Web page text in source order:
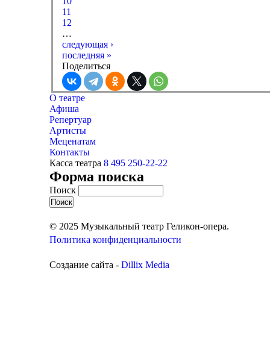
11
12
…
следующая ›
последняя »
Поделиться
О театре
Афиша
Репертуар
Артисты
Меценатам
Контакты
Касса театра 8 495 250-22-22
Форма поиска
Поиск
© 2025 Музыкальный театр Геликон-опера.
Политика конфиденциальности
Создание сайта - Dillix Media